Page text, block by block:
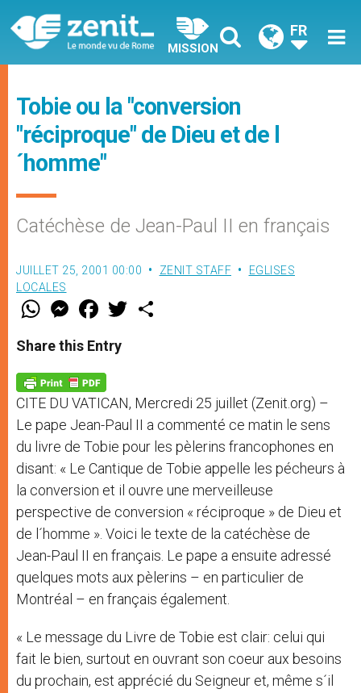
MISSION
FR
Tobie ou la "conversion
"réciproque" de Dieu et de l
´homme"
Catéchèse de Jean-Paul II en français
JUILLET 25, 2001 00:00 ZENIT STAFF
EGLISES
LOCALES
W
t
s
p
p
M
e
s
e
g
e
r
F
a
e
b
o
k
w
Share this Entry
CITE DU VATICAN, Mercredi 25 juillet (Zenit.org) –
Le pape Jean-Paul II a commenté ce matin le sens
du livre de Tobie pour les pèlerins francophones en
disant: « Le Cantique de Tobie appelle les pécheurs à
la conversion et il ouvre une merveilleuse
perspective de conversion « réciproque » de Dieu et
de l´homme ». Voici le texte de la catéchèse de
Jean-Paul II en français. Le pape a ensuite adressé
quelques mots aux pèlerins – en particulier de
Montréal – en français également.
« Le message du Livre de Tobie est clair: celui qui
fait le bien, surtout en ouvrant son coeur aux besoins
du prochain, est apprécié du Seigneur et, même s´il